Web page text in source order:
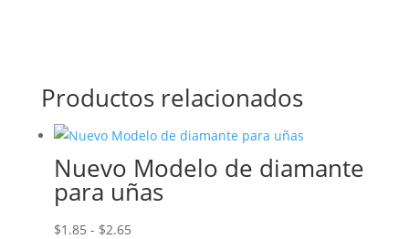
Productos relacionados
Nuevo Modelo de diamante
para uñas
$1.85 - $2.65Rango